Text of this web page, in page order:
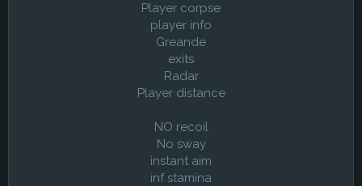
Player corpse
player info
Greande
exits
Radar
Player distance
NO recoil
No sway
instant aim
inf stamina